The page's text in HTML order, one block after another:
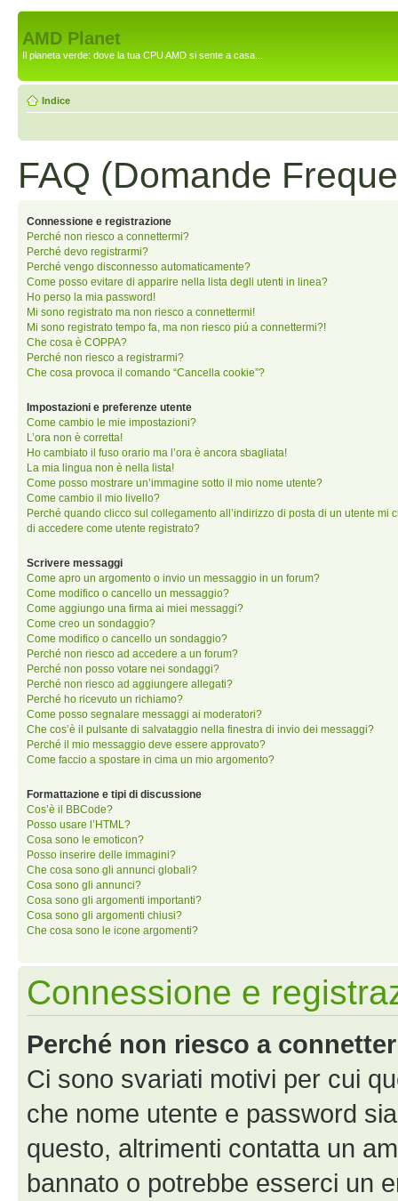
AMD Planet
Il pianeta verde: dove la tua CPU AMD si sente a casa...
Indice
FAQ (Domande
Connessione e registrazione
Perché non riesco a connettermi?
Perché devo registrarmi?
Perché vengo disconnesso automaticamente?
Come posso evitare di apparire nella lista degli utenti in linea?
Ho perso la mia password!
Mi sono registrato ma non riesco a connettermi!
Mi sono registrato tempo fa, ma non riesco piú a connettermi?!
Che cosa è COPPA?
Perché non riesco a registrarmi?
Che cosa provoca il comando “Cancella cookie”?
Impostazioni e preferenze utente
Come cambio le mie impostazioni?
L’ora non è corretta!
Ho cambiato il fuso orario ma l’ora è ancora sbagliata!
La mia lingua non è nella lista!
Come posso mostrare un’immagine sotto il mio nome utente?
Come cambio il mio livello?
Perché quando clicco sul collegamento all’indirizzo di posta di un utente mi
di accedere come utente registrato?
Scrivere messaggi
Come apro un argomento o invio un messaggio in un forum?
Come modifico o cancello un messaggio?
Come aggiungo una firma ai miei messaggi?
Come creo un sondaggio?
Come modifico o cancello un sondaggio?
Perché non riesco ad accedere a un forum?
Perché non posso votare nei sondaggi?
Perché non riesco ad aggiungere allegati?
Perché ho ricevuto un richiamo?
Come posso segnalare messaggi ai moderatori?
Che cos’è il pulsante di salvataggio nella finestra di invio dei messaggi?
Perché il mio messaggio deve essere approvato?
Come faccio a spostare in cima un mio argomento?
Formattazione e tipi di discussione
Cos’è il BBCode?
Posso usare l’HTML?
Cosa sono le emoticon?
Posso inserire delle immagini?
Che cosa sono gli annunci globali?
Cosa sono gli annunci?
Cosa sono gli argomenti importanti?
Cosa sono gli argomenti chiusi?
Che cosa sono le icone argomenti?
Connessione e
Perché non riesco a
Ci sono svariati motivi per cui
che nome utente e password
questo, altrimenti contatta un
bannato o potrebbe esserci un